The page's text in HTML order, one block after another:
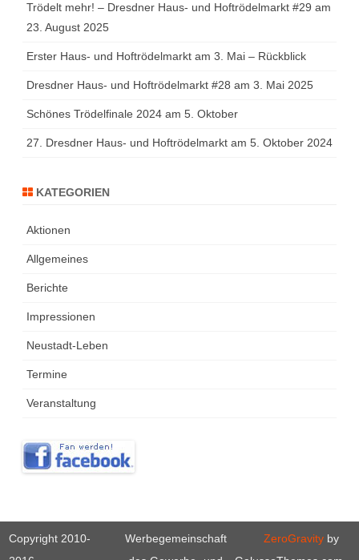
Trödelt mehr! – Dresdner Haus- und Hoftrödelmarkt #29 am
23. August 2025
Erster Haus- und Hoftrödelmarkt am 3. Mai – Rückblick
Dresdner Haus- und Hoftrödelmarkt #28 am 3. Mai 2025
Schönes Trödelfinale 2024 am 5. Oktober
27. Dresdner Haus- und Hoftrödelmarkt am 5. Oktober 2024
KATEGORIEN
Aktionen
Allgemeines
Berichte
Impressionen
Neustadt-Leben
Termine
Veranstaltung
Copyright 2010-
Werbegemeinschaft
ZeroGravityby